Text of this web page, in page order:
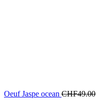
Oeuf Jaspe ocean CHF49.00